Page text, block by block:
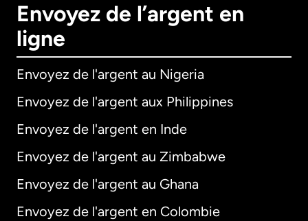
Envoyez de l’argent en
ligne
Envoyez de l'argent au Nigeria
Envoyez de l'argent aux Philippines
Envoyez de l'argent en Inde
Envoyez de l'argent au Zimbabwe
Envoyez de l'argent au Ghana
Envoyez de l'argent en Colombie